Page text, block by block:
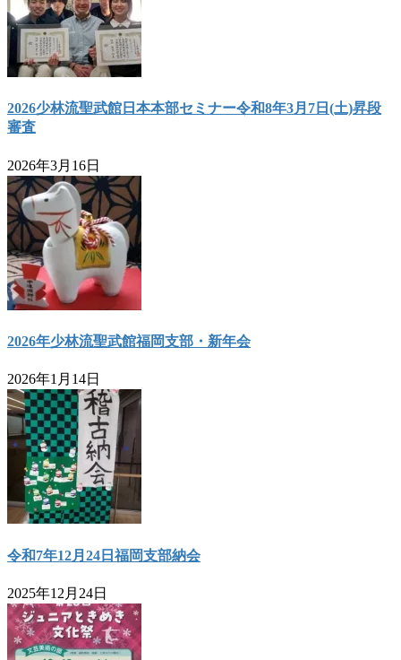
2026少林流聖武館日本本部セミナー令和8年3月7日(土)昇段
審査
2026年3月16日
2026年少林流聖武館福岡支部・新年会
2026年1月14日
令和7年12月24日福岡支部納会
2025年12月24日